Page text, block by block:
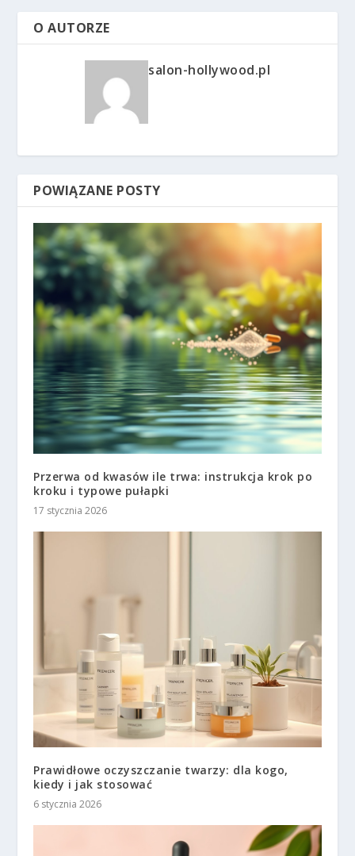
O AUTORZE
salon-hollywood.pl
POWIĄZANE POSTY
Przerwa od kwasów ile trwa: instrukcja krok po
kroku i typowe pułapki
17 stycznia 2026
Prawidłowe oczyszczanie twarzy: dla kogo,
kiedy i jak stosować
6 stycznia 2026